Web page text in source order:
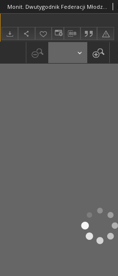
Monit. Dwutygodnik Federacji Młodzieży Walczącej Region Gdańsk, nr 94